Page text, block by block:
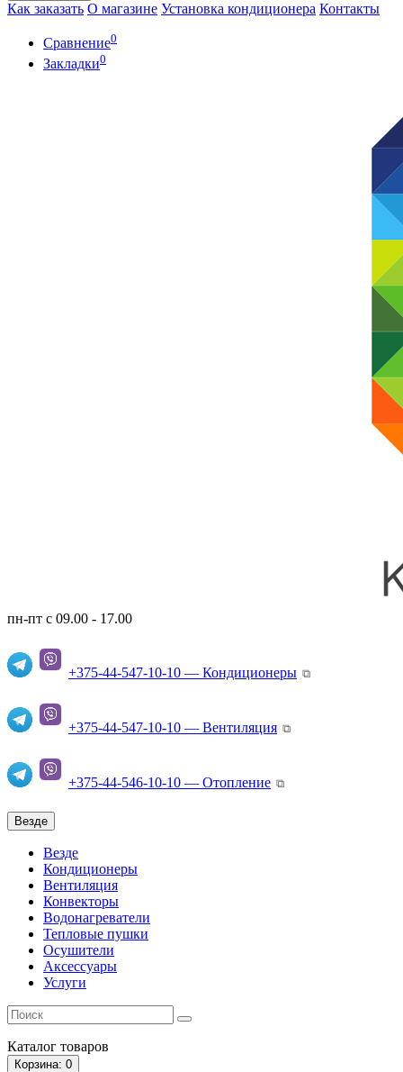
Как заказать О магазине Установка кондиционера Контакты
Сравнение0
Закладки0
пн-пт с 09.00 - 17.00
+375-44-547-10-10 — Кондиционеры ⧉
+375-44-547-10-10 — Вентиляция ⧉
+375-44-546-10-10 — Отопление ⧉
Везде
Везде
Кондиционеры
Вентиляция
Конвекторы
Водонагреватели
Тепловые пушки
Осушители
Аксессуары
Услуги
Каталог товаров
Корзина: 0